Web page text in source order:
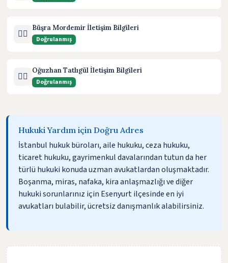
🧑‍⚖️
Büşra Mordemir İletişim Bilgileri
Doğrulanmış
🧑‍⚖️
Oğuzhan Tatlıgül İletişim Bilgileri
Doğrulanmış
Hukuki Yardım için Doğru Adres
İstanbul hukuk büroları, aile hukuku, ceza hukuku,
ticaret hukuku, gayrimenkul davalarından tutun da her
türlü hukuki konuda uzman avukatlardan oluşmaktadır.
Boşanma, miras, nafaka, kira anlaşmazlığı ve diğer
hukuki sorunlarınız için Esenyurt ilçesinde en iyi
avukatları bulabilir, ücretsiz danışmanlık alabilirsiniz.